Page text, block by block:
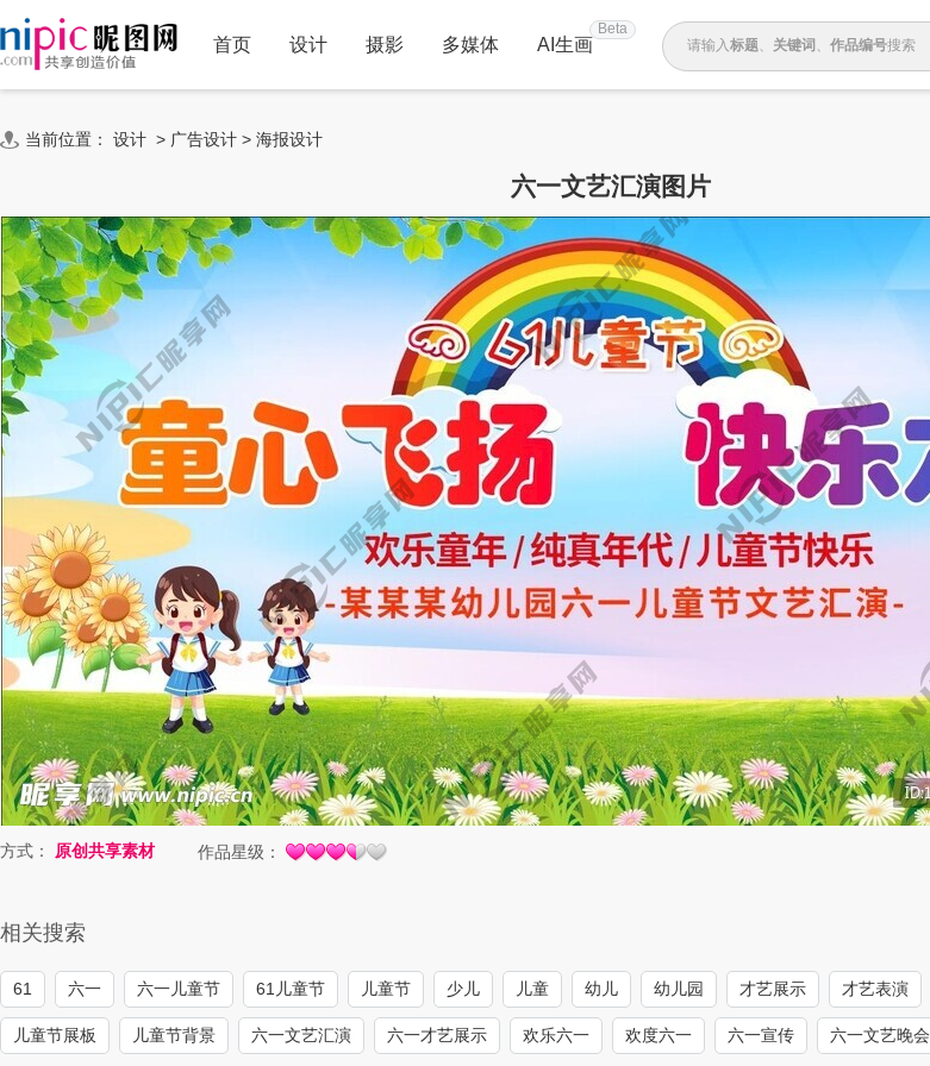
首页 设计 摄影 多媒体 AI生画
Beta
请输入标题、 关键词 、 作品编号搜索
当前位置： 设计 > 广告设计 > 海报设计
六一文艺汇演图片
方式： 原创共享素材 作品星级：
相关搜索
61 六一 六一儿童节 61儿童节 儿童节 少儿 儿童 幼儿 幼儿园 才艺展示 才艺表演
儿童节展板 儿童节背景 六一文艺汇演 六一才艺展示 欢乐六一 欢度六一 六一宣传 六一文艺晚会